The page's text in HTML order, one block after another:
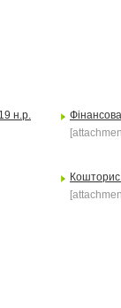
н.р.
Фінансова